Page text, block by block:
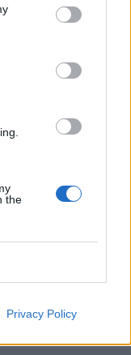
the
Privacy Policy
autorisé.
toutes les
de chausser
actions. Vous